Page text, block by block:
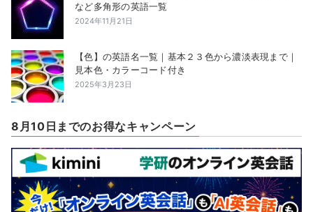
など多角形の英語一覧
2024年11月21日
【色】の英語名一覧｜基本２３色から濃淡表現まで｜
見本色・カラーコード付き
2025年3月23日
8月10日までのお得なキャンペーン